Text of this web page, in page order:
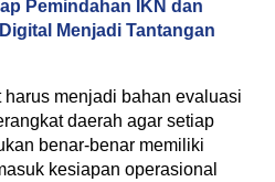
Pemindahan IKN dan
Menjadi Tantangan
harus menjadi bahan evaluasi
daerah agar setiap
benar-benar memiliki
kesiapan operasional